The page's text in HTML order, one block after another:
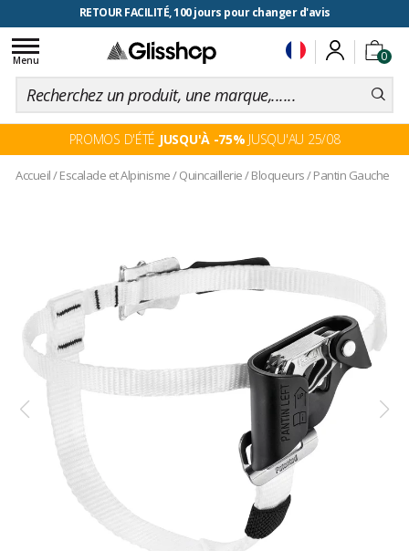
RETOUR FACILITÉ, 100 jours pour changer d'avis
0
Toggle
navigation
Menu
PROMOS D'ÉTÉ JUSQU'À -75% JUSQU'AU 25/08
Accueil/Escalade et Alpinisme/Quincaillerie/Bloqueurs/Pantin Gauche